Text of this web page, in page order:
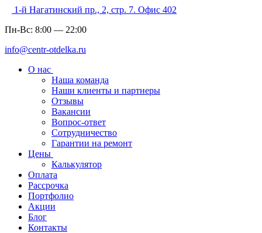
1-й Нагатинский пр., 2, стр. 7. Офис 402
Пн-Вс: 8:00 — 22:00
info@centr-otdelka.ru
О нас
Наша команда
Наши клиенты и партнеры
Отзывы
Вакансии
Вопрос-ответ
Сотрудничество
Гарантии на ремонт
Цены
Калькулятор
Оплата
Рассрочка
Портфолио
Акции
Блог
Контакты